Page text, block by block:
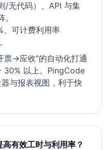
/无代码）、API 与集
可计费利用率
票→应收”的自动化打通
30% 以上。PingCode
与报表视图，利于快
有效工时与利用率？